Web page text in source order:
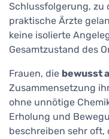
Schlussfolgerung, zu
praktische Ärzte
keine isolierte
Gesamtzustand des
Frauen, die bewusst
Zusammensetzung
ohne unnötige
Erholung und
beschreiben sehr oft,